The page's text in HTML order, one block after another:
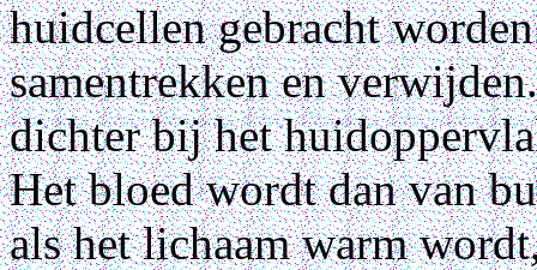
huidcellen gebracht
samentrekken en
dichter bij het
Het bloed wordt dan van
als het lichaam warm